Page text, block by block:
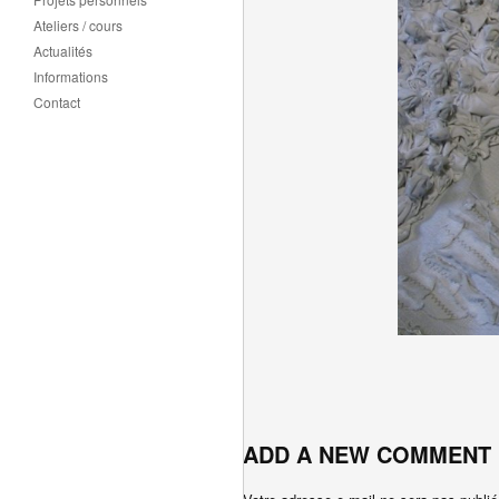
Ateliers / cours
Actualités
Informations
Contact
ADD A NEW COMMENT